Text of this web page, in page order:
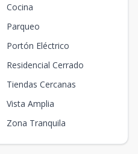
Cocina
Parqueo
Portón Eléctrico
Residencial Cerrado
Tiendas Cercanas
Vista Amplia
Zona Tranquila